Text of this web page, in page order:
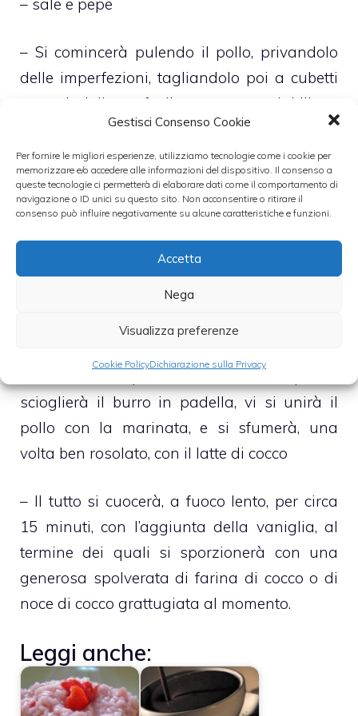
Gestisci Consenso Cookie
Per fornire le migliori esperienze, utilizziamo tecnologie come i cookie per
memorizzare e/o accedere alle informazioni del dispositivo. Il consenso a
queste tecnologie ci permetterà di elaborare dati come il comportamento di
navigazione o ID unici su questo sito. Non acconsentire o ritirare il
consenso può influire negativamente su alcune caratteristiche e funzioni.
Accetta
Nega
Visualizza preferenze
Cookie PolicyDichiarazione sulla Privacy
– Si comincerà pulendo il pollo, privandolo
delle imperfezioni, tagliandolo poi a cubetti
o striscioline, facilmente mangiabili e
velocemente cucinabili
– Si porrà dunque il pollo in una capiente
terrina e si coprirà con la cipolla e l’aglio
dei pomodori ed il curry
– A questo punto si lascerà marinare il tutto
per almeno 30 minuti
– Trascorso questo lasso di tempo si
scioglierà il burro in padella, vi si unirà il
pollo con la marinata, e si sfumerà, una
volta ben rosolato, con il latte di cocco
– Il tutto si cuocerà, a fuoco lento, per circa
15 minuti, con l’aggiunta della vaniglia, al
termine dei quali si sporzionerà con una
generosa spolverata di farina di cocco o di
noce di cocco grattugiata al momento.
Leggi anche: